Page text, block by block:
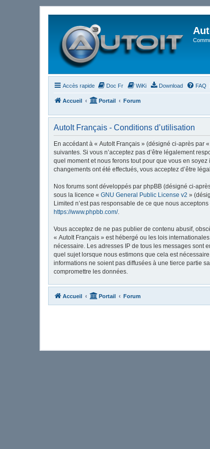
Accès rapide Doc Fr WiKi Download FAQ
Accueil Portail Forum
AutoIt Français - Conditions d’utilisation
En accédant à « AutoIt Français » (désigné ci-après par
suivantes. Si vous n’acceptez pas d’être légalement
quel moment et nous ferons tout pour que vous en
changements ont été effectués, vous acceptez d’être
Nos forums sont développés par phpBB (désigné ci-
sous la licence « GNU General Public License v2 »
Limited n’est pas responsable de ce que nous
https://www.phpbb.com/.
Vous acceptez de ne pas publier de contenu abusif,
« AutoIt Français » est hébergé ou les lois
nécessaire. Les adresses IP de tous les messages sont
quel sujet lorsque nous estimons que cela est
informations ne soient pas diffusées à une tierce partie
compromettre les données.
Accueil Portail Forum